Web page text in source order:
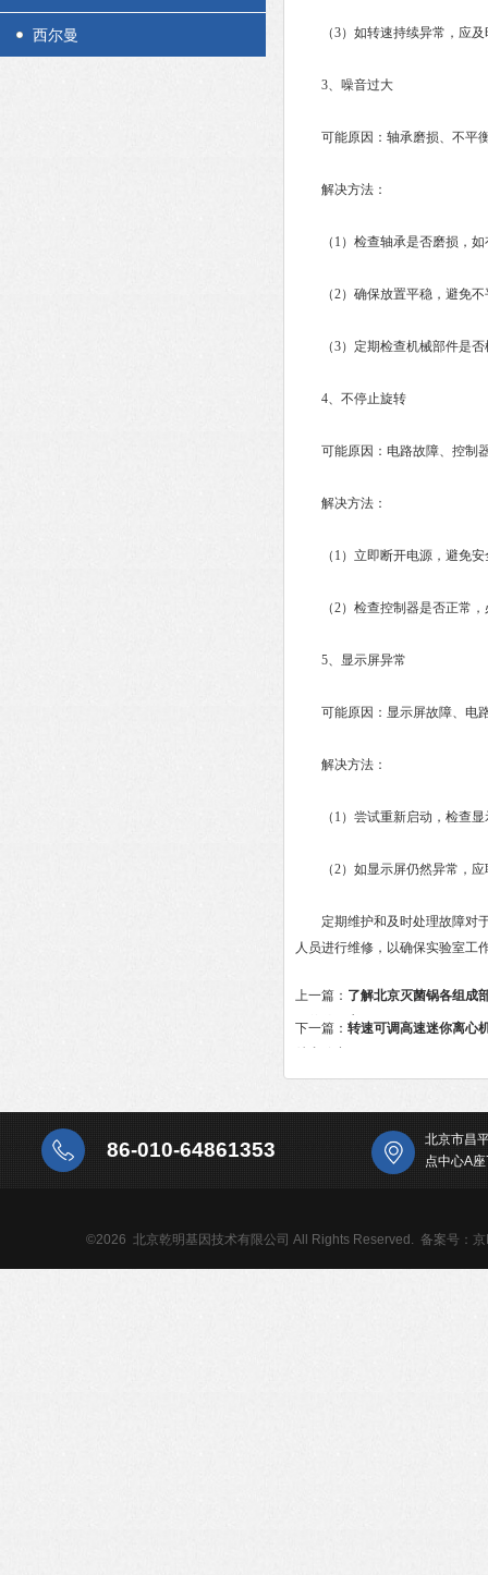
西尔曼 （3）如转速持续异常，应及
3、噪音过大
可能原因：轴承磨损、不平
解决方法：
（1）检查轴承是否磨损，如
（2）确保放置平稳，避免不
（3）定期检查机械部件是否
4、不停止旋转
可能原因：电路故障、控制
解决方法：
（1）立即断开电源，避免安
（2）检查控制器是否正常，
5、显示屏异常
可能原因：显示屏故障、电
解决方法：
（1）尝试重新启动，检查显
（2）如显示屏仍然异常，应
定期维护和及时处理故障对于
人员进行维修，以确保实验室工
上一篇： 了解北京灭菌锅各组成
好的使用它
下一篇： 转速可调高速迷你离心
86-010-64861353
北京市昌
点中心A
©2026 北京乾明基因技术有限公司 All Rights Reserved.备案号：